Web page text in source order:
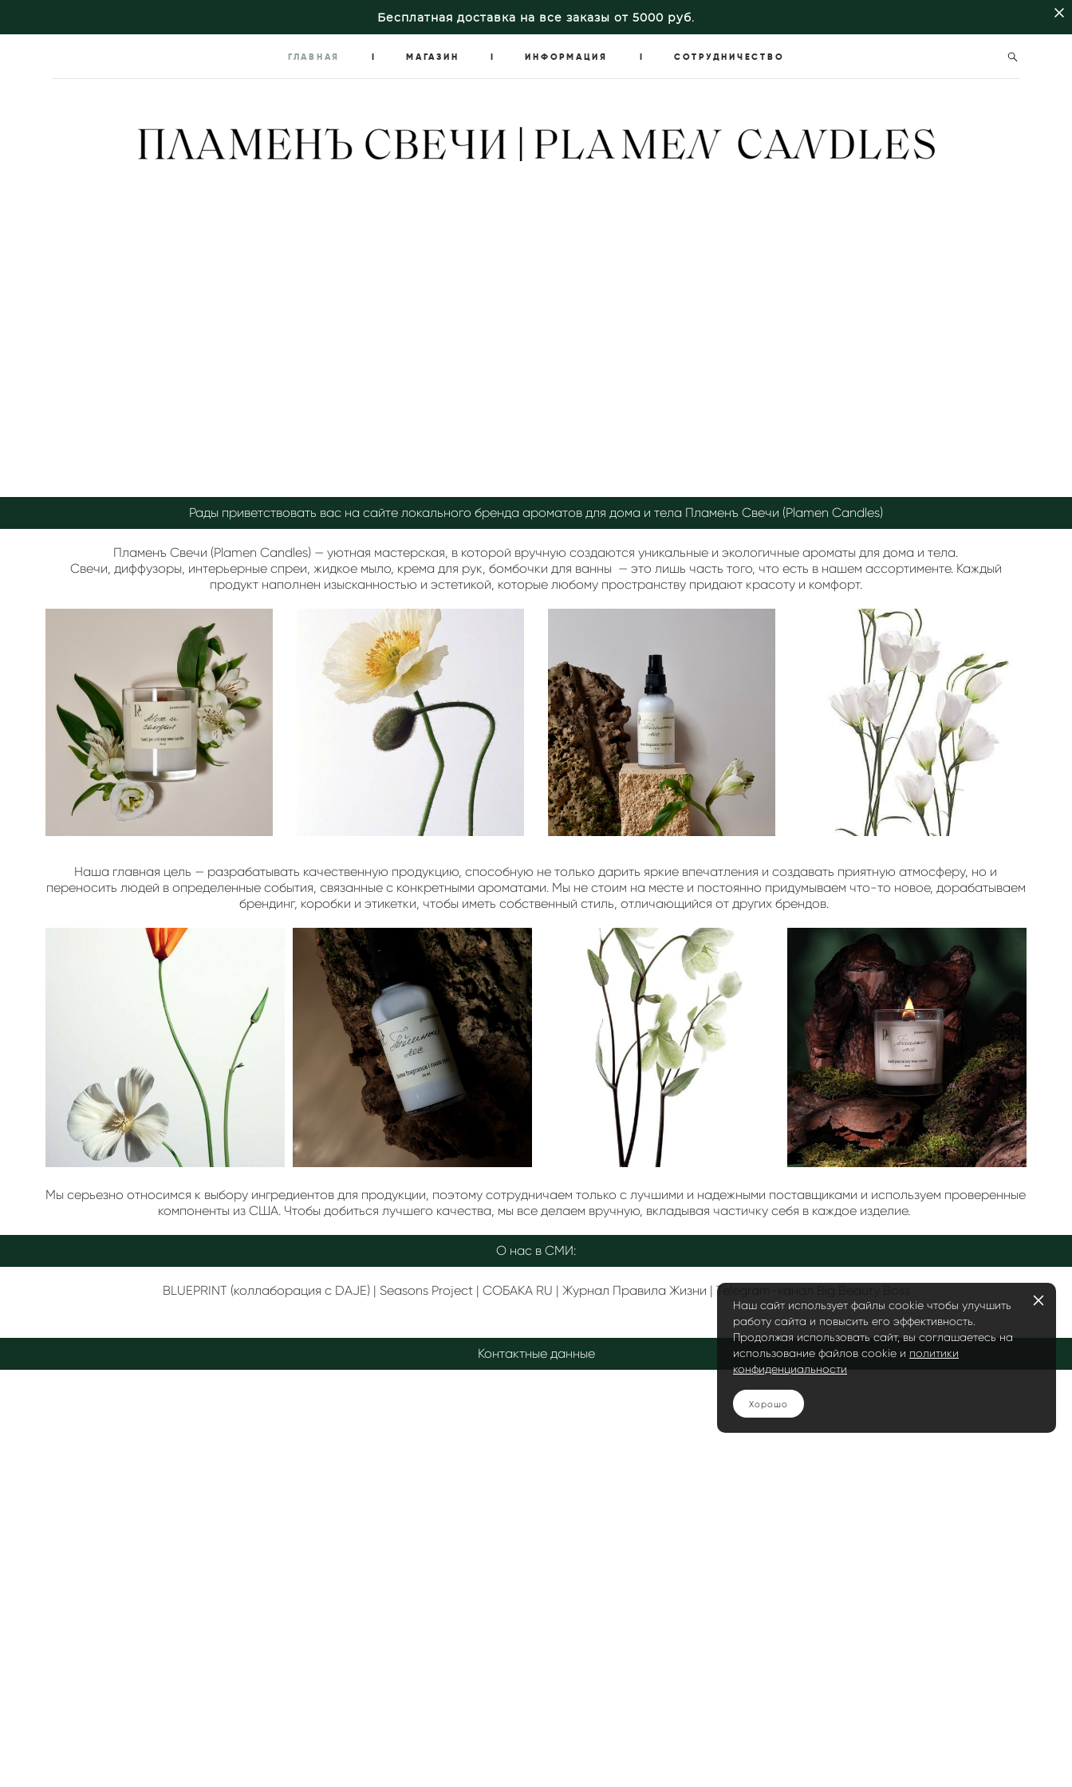
Бесплатная доставка на все заказы от 5000 руб.
ГЛАВНАЯ I МАГАЗИН I ИНФОРМАЦИЯ I СОТРУДНИЧЕСТВО
МАГАЗИН I ИНФОРМАЦИЯ I СОТРУДНИЧЕСТВО
Рады приветствовать вас на сайте локального бренда ароматов для дома и тела Пламенъ Свечи (Plamen Candles)
Пламенъ Свечи (Plamen Candles) — уютная мастерская, в которой вручную создаются уникальные и экологичные ароматы для дома и тела.
Свечи, диффузоры, интерьерные спреи, жидкое мыло, крема для рук, бомбочки для ванны — это лишь часть того, что есть в нашем ассортименте. Каждый
продукт наполнен изысканностью и эстетикой, которые любому пространству придают красоту и комфорт.
Наша главная цель — разрабатывать качественную продукцию, способную не только дарить яркие впечатления и создавать приятную атмосферу, но и
переносить людей в определенные события, связанные с конкретными ароматами. Мы не стоим на месте и постоянно придумываем что-то новое, дорабатываем
брендинг, коробки и этикетки, чтобы иметь собственный стиль, отличающийся от других брендов.
Мы серьезно относимся к выбору ингредиентов для продукции, поэтому сотрудничаем только с лучшими и надежными поставщиками и используем проверенные
компоненты из США. Чтобы добиться лучшего качества, мы все делаем вручную, вкладывая частичку себя в каждое изделие.
О нас в СМИ:
BLUEPRINT(коллаборация с DAJE) | Seasons Project| СОБАКА RU | Журнал Правила Жизни | Telegram-канал Big Beauty Boss
Контактные данные
Наш сайт использует файлы cookie чтобы улучшить
работу сайта и повысить его эффективность.
Продолжая использовать сайт, вы соглашаетесь на
использование файлов cookie и политики
конфиденциальности
Хорошо